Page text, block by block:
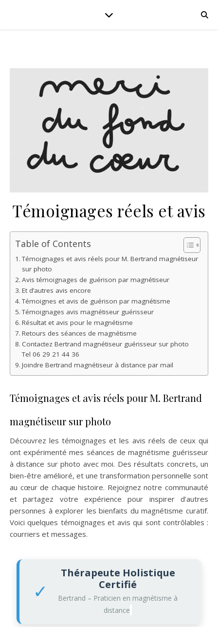
Témoignages réels et avis
Table of Contents
Témoignages et avis réels pour M. Bertrand magnétiseur
sur photo
Avis témoignages de guérison par magnétiseur
Et d’autres avis encore
Témoignes et avis de guérison par magnétisme
Témoignages avis magnétiseur guérisseur
Résultat et avis pour le magnétisme
Retours des séances de magnétisme
Contactez Bertrand magnétiseur guérisseur sur photo
Tel 06 29 21 44 36
Joindre Bertrand magnétiseur à distance par mail
Témoignages et avis réels pour M. Bertrand
magnétiseur sur photo
Découvrez les témoignages et les avis réels de ceux qui
ont expérimenté mes séances de magnétisme guérisseur
à distance sur photo avec moi. Des résultats concrets, un
bien-être amélioré, et une transformation personnelle sont
au cœur de chaque histoire. Rejoignez notre communauté
et partagez votre expérience pour inspirer d’autres
personnes à explorer les bienfaits du magnétisme curatif.
Voici quelques témoignages et avis qui sont contrôlables :
courriers et messages.
✓
Thérapeute Holistique
Certifié
Bertrand – Praticien en magnétisme à
distance